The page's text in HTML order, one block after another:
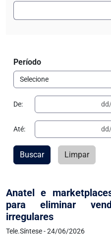
Anatel e
para eliminar
irregulares
Tele.Síntese - 24/06/2026
Período
De:
Até:
Buscar Limpar